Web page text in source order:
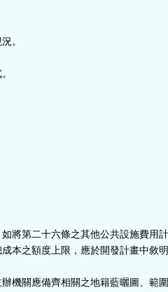
。
將第二十六條之其他公共設施費用
本之額度上限，應於開發計畫中敘
機關應備齊相關之地籍藍曬圖、範